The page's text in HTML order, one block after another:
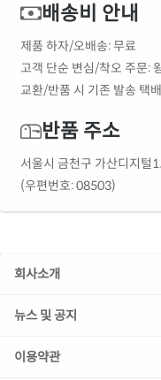
배송비 안내
제품 하자/오배송: 무료
고객 단순 변심/착오 주문:
교환/반품 시 기존 발송 택
반품 주소
서울시 금천구 가산디지털
(우편번호: 08503)
회사소개
뉴스 및 공지
이용약관